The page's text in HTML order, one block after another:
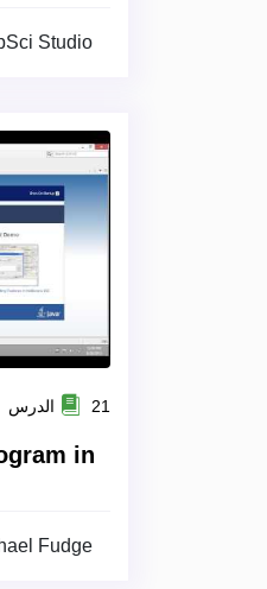
Studio
21 الدرس
in
Fudge